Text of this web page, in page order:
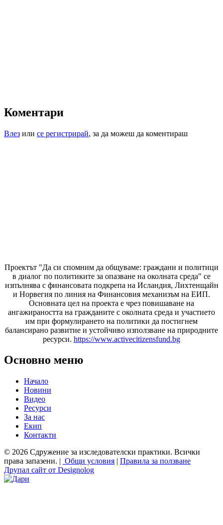
Коментари
Влез или се регистрирай, за да можеш да коментираш
Проектът "Да си спомним да общуваме: граждани и политици
в диалог по политиките за опазване на околната среда" се
изпълнява с финансовата подкрепа на Исландия, Лихтенщайн
и Норвегия по линия на Финансовия механизъм на ЕИП.
Основната цел на проекта е чрез повишаване на
ангажираността на гражданите с околната среда и участието
им при формулирането на политики да постигнем
балансирано развитие и устойчиво използване на природните
ресурси. https://www.activecitizensfund.bg
Основно меню
Начало
Новини
Видео
Ресурси
За нас
Екип
Контакти
© 2026 Сдружение за изследователски практики. Всички
права запазени. | Общи условия | Правила за ползване
Друпал сайт от Designolog